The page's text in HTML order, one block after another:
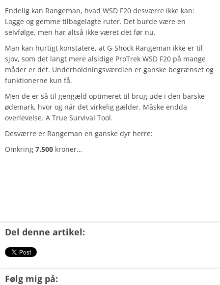
Endelig kan Rangeman, hvad WSD F20 desværre ikke kan:
Logge og gemme tilbagelagte ruter. Det burde være en
selvfølge, men har altså ikke været det før nu.
Man kan hurtigt konstatere, at G-Shock Rangeman ikke er til
sjov, som det langt mere alsidige ProTrek WSD F20 på mange
måder er det. Underholdningsværdien er ganske begrænset og
funktionerne kun få.
Men de er så til gengæld optimeret til brug ude i den barske
ødemark, hvor og når det virkelig gælder. Måske endda
overlevelse. A True Survival Tool.
Desværre er Rangeman en ganske dyr herre:
Omkring 7.500 kroner…
Del denne artikel:
Følg mig på: